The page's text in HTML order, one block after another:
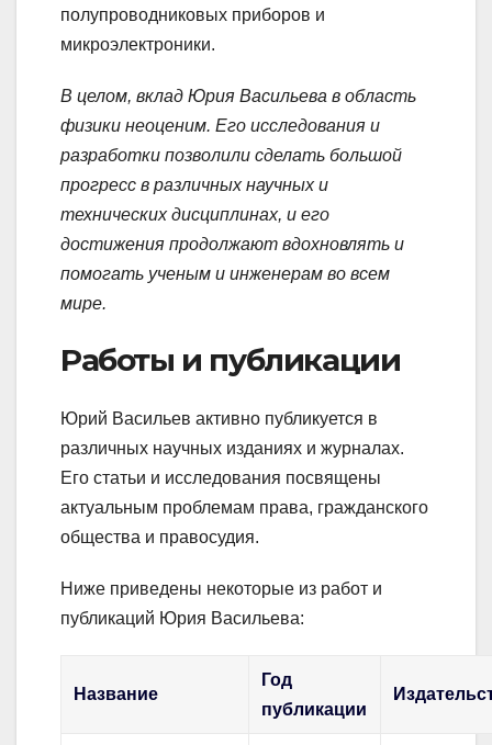
полупроводниковых приборов и
микроэлектроники.
В целом, вклад Юрия Васильева в область
физики неоценим. Его исследования и
разработки позволили сделать большой
прогресс в различных научных и
технических дисциплинах, и его
достижения продолжают вдохновлять и
помогать ученым и инженерам во всем
мире.
Работы и публикации
Юрий Васильев активно публикуется в
различных научных изданиях и журналах.
Его статьи и исследования посвящены
актуальным проблемам права, гражданского
общества и правосудия.
Ниже приведены некоторые из работ и
публикаций Юрия Васильева:
Название
Год
публикации